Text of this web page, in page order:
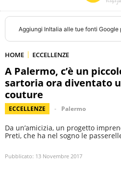
Aggiungi InItalia alle tue fonti Google
HOME ECCELLENZE
A Palermo, c’è un
sartoria ora diventato
couture
ECCELLENZE Palermo
Da un’amicizia, un progetto
Preti, che ha nel sogno le
Pubblicato: 13 Novembre 2017